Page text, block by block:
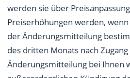
werden sie über
Preiserhöhungen werden,
der Änderungsmitteilung
des dritten Monats nach
Änderungsmitteilung bei Ihnen